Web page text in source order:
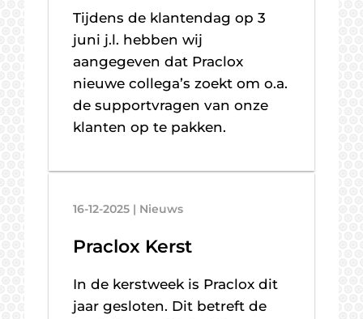
Tijdens de klantendag op 3
juni j.l. hebben wij
aangegeven dat Praclox
nieuwe collega’s zoekt om o.a.
de supportvragen van onze
klanten op te pakken.
16-12-2025 | Nieuws
Praclox Kerst
In de kerstweek is Praclox dit
jaar gesloten. Dit betreft de